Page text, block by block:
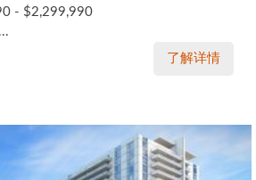
- $2,299,990
了解详情